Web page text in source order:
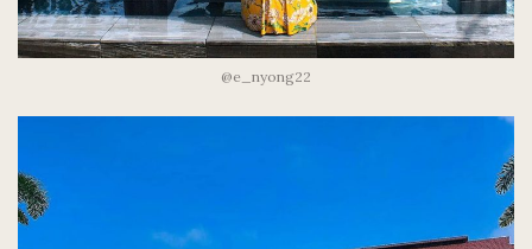
@e_nyong22